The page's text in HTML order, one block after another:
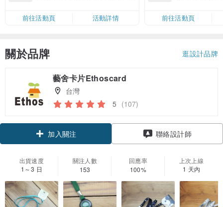
卡」結帳）
前往活動頁 活動詳情
前往活動頁
關於品牌 逛設計品牌
藝舍卡片Ethoscard
台灣
5 (107)
加入關注 聯絡設計師
出貨速度
1～3 日
關注人數
153
回應率
100%
上次上線
1 天內